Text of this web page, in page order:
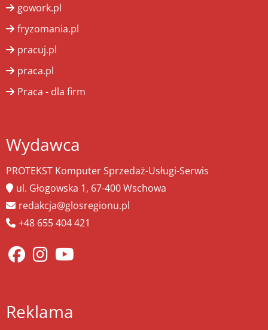
gowork.pl
fryzomania.pl
pracuj.pl
praca.pl
Praca - dla firm
Wydawca
PROTEKST Komputer Sprzedaż-Usługi-Serwis
ul. Głogowska 1, 67-400 Wschowa
redakcja@glosregionu.pl
+48 655 404 421
Reklama